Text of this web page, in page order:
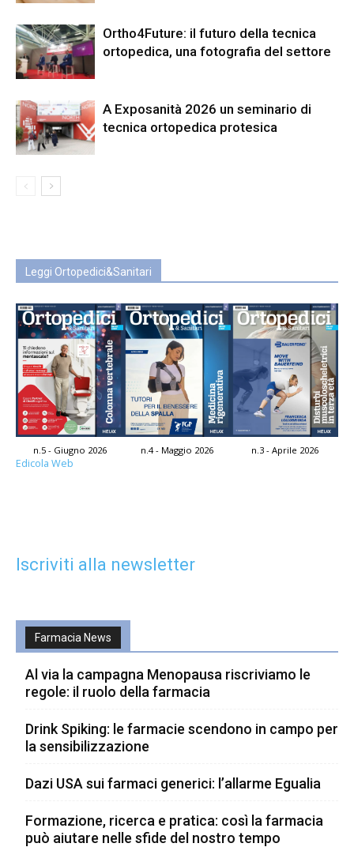
Ortho4Future: il futuro della tecnica
ortopedica, una fotografia del settore
A Exposanità 2026 un seminario di
tecnica ortopedica protesica
Leggi Ortopedici&Sanitari
n.5 - Giugno 2026 n.4 - Maggio 2026 n.3 - Aprile 2026
Edicola Web
Iscriviti alla newsletter
Farmacia News
Al via la campagna Menopausa riscriviamo le
regole: il ruolo della farmacia
Drink Spiking: le farmacie scendono in campo per
la sensibilizzazione
Dazi USA sui farmaci generici: l’allarme Egualia
Formazione, ricerca e pratica: così la farmacia
può aiutare nelle sfide del nostro tempo